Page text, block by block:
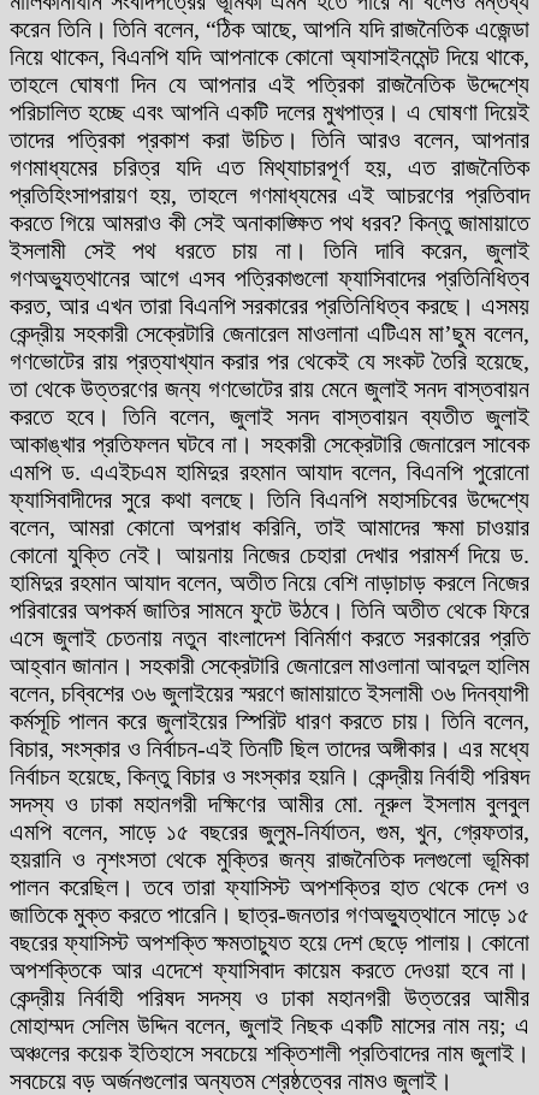
করেন তিনি। তিনি বলেন, “ঠিক আছে, আপনি যদি রাজনৈতিক এজেন্ডা
নিয়ে থাকেন, বিএনপি যদি আপনাকে কোনো অ্যাসাইনমেন্ট দিয়ে থাকে,
তাহলে ঘোষণা দিন যে আপনার এই পত্রিকা রাজনৈতিক উদ্দেশ্যে
পরিচালিত হচ্ছে এবং আপনি একটি দলের মুখপাত্র। এ ঘোষণা দিয়েই
তাদের পত্রিকা প্রকাশ করা উচিত। তিনি আরও বলেন, আপনার
গণমাধ্যমের চরিত্র যদি এত মিথ্যাচারপূর্ণ হয়, এত রাজনৈতিক
প্রতিহিংসাপরায়ণ হয়, তাহলে গণমাধ্যমের এই আচরণের প্রতিবাদ
করতে গিয়ে আমরাও কী সেই অনাকাঙ্ক্ষিত পথ ধরব? কিন্তু জামায়াতে
ইসলামী সেই পথ ধরতে চায় না। তিনি দাবি করেন, জুলাই
গণঅভ্যুত্থানের আগে এসব পত্রিকাগুলো ফ্যাসিবাদের প্রতিনিধিত্ব
করত, আর এখন তারা বিএনপি সরকারের প্রতিনিধিত্ব করছে। এসময়
কেন্দ্রীয় সহকারী সেক্রেটারি জেনারেল মাওলানা এটিএম মা’ছুম বলেন,
গণভোটের রায় প্রত্যাখ্যান করার পর থেকেই যে সংকট তৈরি হয়েছে,
তা থেকে উত্তরণের জন্য গণভোটের রায় মেনে জুলাই সনদ বাস্তবায়ন
করতে হবে। তিনি বলেন, জুলাই সনদ বাস্তবায়ন ব্যতীত জুলাই
আকাঙ্খার প্রতিফলন ঘটবে না। সহকারী সেক্রেটারি জেনারেল সাবেক
এমপি ড. এএইচএম হামিদুর রহমান আযাদ বলেন, বিএনপি পুরোনো
ফ্যাসিবাদীদের সুরে কথা বলছে। তিনি বিএনপি মহাসচিবের উদ্দেশ্যে
বলেন, আমরা কোনো অপরাধ করিনি, তাই আমাদের ক্ষমা চাওয়ার
কোনো যুক্তি নেই। আয়নায় নিজের চেহারা দেখার পরামর্শ দিয়ে ড.
হামিদুর রহমান আযাদ বলেন, অতীত নিয়ে বেশি নাড়াচাড় করলে নিজের
পরিবারের অপকর্ম জাতির সামনে ফুটে উঠবে। তিনি অতীত থেকে ফিরে
এসে জুলাই চেতনায় নতুন বাংলাদেশ বিনির্মাণ করতে সরকারের প্রতি
আহ্বান জানান। সহকারী সেক্রেটারি জেনারেল মাওলানা আবদুল হালিম
বলেন, চব্বিশের ৩৬ জুলাইয়ের স্মরণে জামায়াতে ইসলামী ৩৬ দিনব্যাপী
কর্মসূচি পালন করে জুলাইয়ের স্পিরিট ধারণ করতে চায়। তিনি বলেন,
বিচার, সংস্কার ও নির্বাচন-এই তিনটি ছিল তাদের অঙ্গীকার। এর মধ্যে
নির্বাচন হয়েছে, কিন্তু বিচার ও সংস্কার হয়নি। কেন্দ্রীয় নির্বাহী পরিষদ
সদস্য ও ঢাকা মহানগরী দক্ষিণের আমীর মো. নূরুল ইসলাম বুলবুল
এমপি বলেন, সাড়ে ১৫ বছরের জুলুম-নির্যাতন, গুম, খুন, গ্রেফতার,
হয়রানি ও নৃশংসতা থেকে মুক্তির জন্য রাজনৈতিক দলগুলো ভূমিকা
পালন করেছিল। তবে তারা ফ্যাসিস্ট অপশক্তির হাত থেকে দেশ ও
জাতিকে মুক্ত করতে পারেনি। ছাত্র-জনতার গণঅভ্যুত্থানে সাড়ে ১৫
বছরের ফ্যাসিস্ট অপশক্তি ক্ষমতাচ্যুত হয়ে দেশ ছেড়ে পালায়। কোনো
অপশক্তিকে আর এদেশে ফ্যাসিবাদ কায়েম করতে দেওয়া হবে না।
কেন্দ্রীয় নির্বাহী পরিষদ সদস্য ও ঢাকা মহানগরী উত্তরের আমীর
মোহাম্মদ সেলিম উদ্দিন বলেন, জুলাই নিছক একটি মাসের নাম নয়; এ
অঞ্চলের কয়েক ইতিহাসে সবচেয়ে শক্তিশালী প্রতিবাদের নাম জুলাই।
সবচেয়ে বড় অর্জনগুলোর অন্যতম শ্রেষ্ঠত্বের নামও জুলাই।